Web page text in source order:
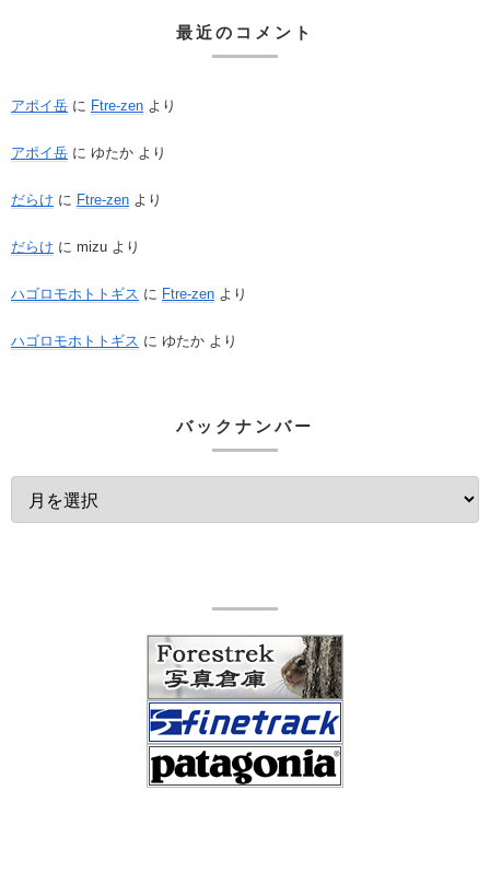
最近のコメント
アポイ岳 に Ftre-zen より
アポイ岳 に ゆたか より
だらけ に Ftre-zen より
だらけ に mizu より
ハゴロモホトトギス に Ftre-zen より
ハゴロモホトトギス に ゆたか より
バックナンバー